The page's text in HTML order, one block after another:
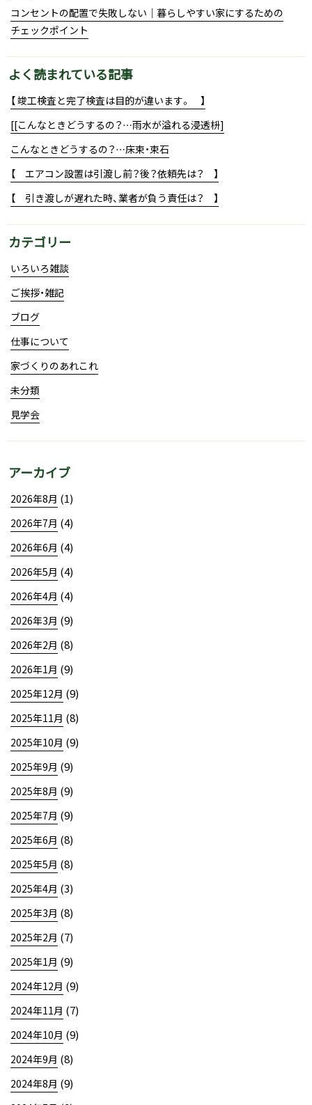
コンセントの配置で失敗しない｜暮らしやすい家にするための
チェックポイント
よく読まれている記事
【 竣工検査と完了検査は目的が違います。 】
[[こんなときどうするの？…雨水が溢れる浸透枡]
こんなときどうするの？…床束・束石
【 エアコン設置は引渡し前？後？依頼先は？ 】
【 引き渡しが遅れた時、業者が負う責任は？ 】
カテゴリー
いろいろ雑談
ご挨拶・雑記
ブログ
仕事について
家づくりのあれこれ
未分類
見学会
アーカイブ
2026年8月 (1)
2026年7月 (4)
2026年6月 (4)
2026年5月 (4)
2026年4月 (4)
2026年3月 (9)
2026年2月 (8)
2026年1月 (9)
2025年12月 (9)
2025年11月 (8)
2025年10月 (9)
2025年9月 (9)
2025年8月 (9)
2025年7月 (9)
2025年6月 (8)
2025年5月 (8)
2025年4月 (3)
2025年3月 (8)
2025年2月 (7)
2025年1月 (9)
2024年12月 (9)
2024年11月 (7)
2024年10月 (9)
2024年9月 (8)
2024年8月 (9)